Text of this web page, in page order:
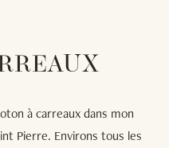
à carreaux dans mon
Pierre. Environs tous les